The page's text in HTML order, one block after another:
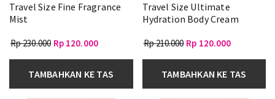
Travel Size Fine Fragrance
Mist
Rp 230.000 Rp 120.000
TAMBAHKAN KE TAS
Travel Size Ultimate
Hydration Body Cream
Rp 210.000 Rp 120.000
TAMBAHKAN KE TAS